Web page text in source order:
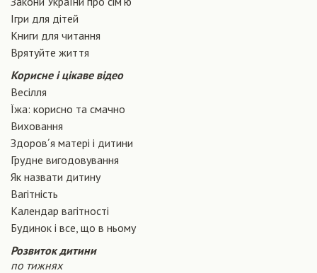
Ігри для дітей
Книги для читання
Врятуйте життя
Корисне і цікаве відео
Весілля
Їжа: корисно та смачно
Виховання
Здоров´я матері і дитини
Грудне вигодовування
Як назвати дитину
Вагiтнiсть
Календар вагітності
Будинок і все, що в ньому
Розвиток дитини
по тижнях